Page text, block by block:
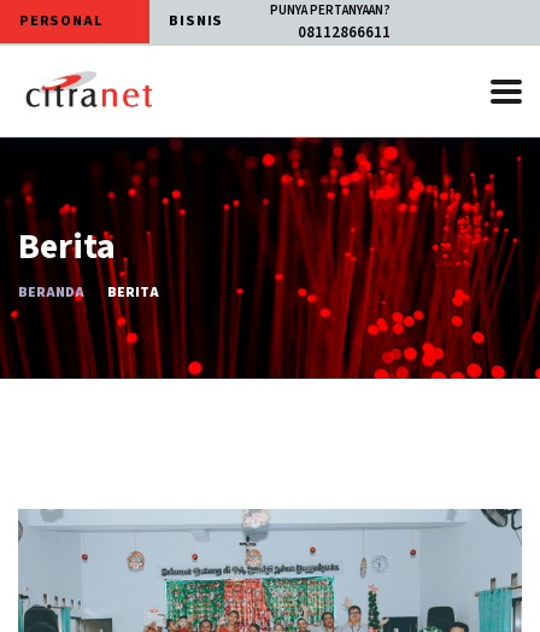
PERSONAL BISNIS PUNYA PERTANYAAN?
08112866611
Berita
BERANDA BERITA